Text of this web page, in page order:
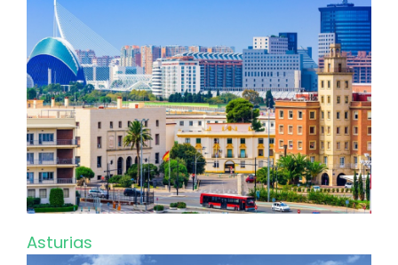
Asturias